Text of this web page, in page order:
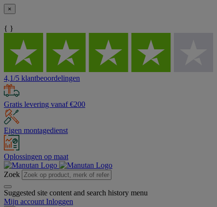
×
{ }
4,1/5 klantbeoordelingen
Gratis levering vanaf €200
Eigen montagedienst
Oplossingen op maat
Zoek
Suggested site content and search history menu
Mijn account Inloggen